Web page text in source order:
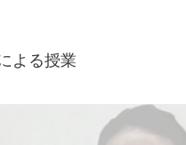
よる授業